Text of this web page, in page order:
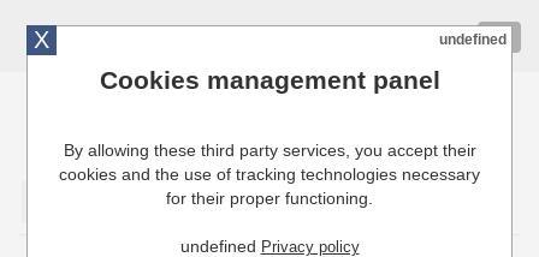
Cuisinresto: Ustensiles de cuisine pour professionnels
X undefined
Cookies management panel
By allowing these third party services, you accept their
cookies and the use of tracking technologies necessary
for their proper functioning.
undefined Privacy policy